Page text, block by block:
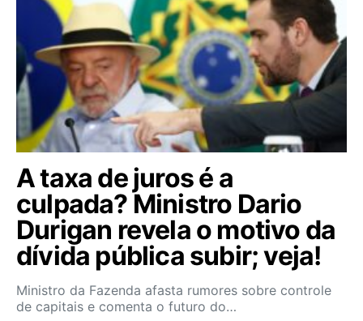
A taxa de juros é a
culpada? Ministro Dario
Durigan revela o motivo da
dívida pública subir; veja!
Ministro da Fazenda afasta rumores sobre controle
de capitais e comenta o futuro do…